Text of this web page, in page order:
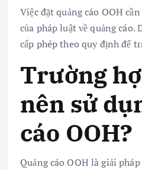
Việc đặt quảng cáo OOH
của pháp luật về quảng cáo.
cấp phép theo quy định để
Trường
nên sử
cáo OOH?
Quảng cáo OOH là giải